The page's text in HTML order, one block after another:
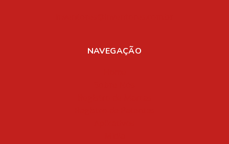
NAVEGAÇÃO